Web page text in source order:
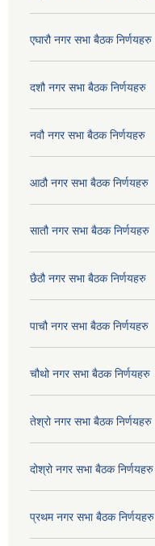
एघारौ नगर सभा बैठक निर्णयहरु
दशौ नगर सभा बैठक निर्णयहरु
नवौ नगर सभा बैठक निर्णयहरु
आठौ नगर सभा बैठक निर्णयहरु
सातौ नगर सभा बैठक निर्णयहरु
छैठौ नगर सभा बैठक निर्णयहरु
पाचौ नगर सभा बैठक निर्णयहरु
चौथो नगर सभा बैठक निर्णयहरु
तेश्रो नगर सभा बैठक निर्णयहरु
दोश्रो नगर सभा बैठक निर्णयहरु
प्रथम नगर सभा बैठक निर्णयहरु